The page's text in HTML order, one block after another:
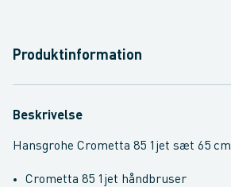
Produktinformation
Beskrivelse
Hansgrohe Crometta 85 1jet sæt 65 cm
Crometta 85 1jet håndbruser